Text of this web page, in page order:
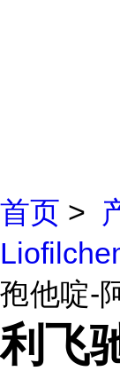
首页 >
孢他啶-
利飞